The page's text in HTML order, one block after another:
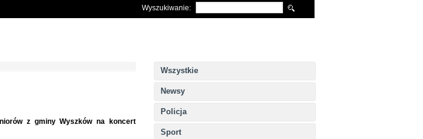
Wyszukiwanie:
Wszystkie
Newsy
Policja
Sport
z gminy Wyszków na koncert